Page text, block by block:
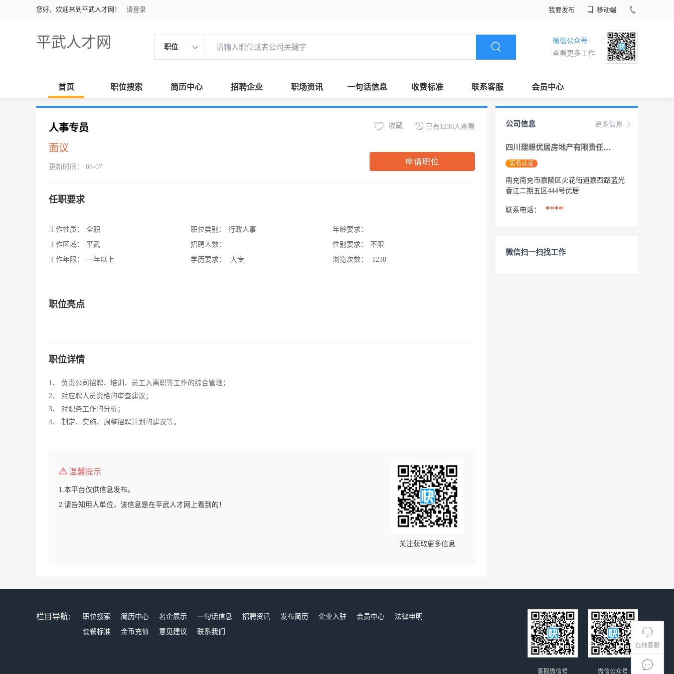
您好，欢迎来到平武人才网！ 请登录 我要发布 移动端
平武人才网 职位
微信公众号
查看更多工作
首页 职位搜索 简历中心 招聘企业 职场资讯 一句话信息 收费标准 联系客服 会员中心
在线客服
人事专员
面议
更新时间： 08-07
已有1238人查看
收藏
申请职位
任职要求
工作性质：
全职
工作区域：
平武
工作年限：
一年以上
职位类别：
行政人事
招聘人数：
学历要求：
大专
年龄要求：
性别要求：
不限
浏览次数：
1238
职位亮点
职位详情
1、 负责公司招聘、培训、员工入离职等工作的综合管理；
2、 对应聘人员资格的审查建议；
3、 对职务工作的分析；
4、 制定、实施、调整招聘计划的建议等。
温馨提示
1.本平台仅供信息发布。
2.请告知用人单位，该信息是在平武人才网上看到的！
关注获取更多信息
更多信息
公司信息
四川理想优居房地产有限责任公司
实名认证
南充南充市嘉陵区火花街道嘉西路蓝光
香江二期五区444号优居
联系电话： ****
微信扫一扫找工作
栏目导航: 职位搜索 简历中心 名企展示 一句话信息 招聘资讯 发布简历 企业入驻 会员中心
法律申明
套餐标准
金币充值 意见建议 联系我们
微信公众号
客服微信号